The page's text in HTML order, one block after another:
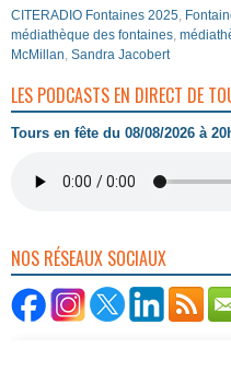
CITERADIO Fontaines 2025,
médiathèque des fontaines,
McMillan, Sandra Jacobert
LES PODCASTS EN DIRECT DE
Tours en fête du 08/08/2026 à
NOS RÉSEAUX SOCIAUX